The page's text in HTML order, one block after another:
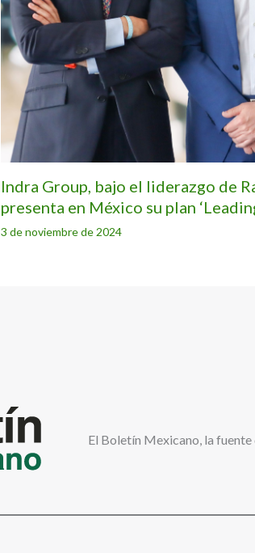
Indra Group, bajo el liderazgo de
presenta en México su plan
3 de noviembre de 2024
El Boletín Mexicano, la